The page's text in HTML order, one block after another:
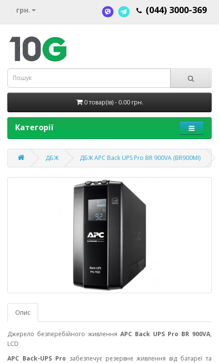
грн. (044) 3000-369
0 товар(ів) - 0.00 грн.
Категорії
ДБЖ ДБЖ APC Back UPS Pro BR 900VA (BR900MI)
Опис
Джерело безперебійного живлення APC Back UPS Pro BR 900VA,
LCD
APC Back-UPS Pro забезпечує резервне живлення від батареї та